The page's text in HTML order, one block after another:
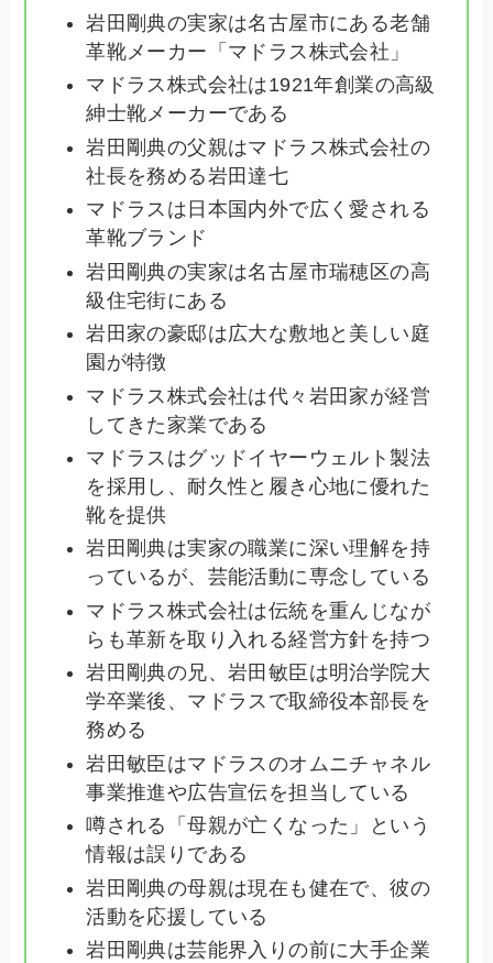
岩田剛典の実家は名古屋市にある老舗
革靴メーカー「マドラス株式会社」
マドラス株式会社は1921年創業の高級
紳士靴メーカーである
岩田剛典の父親はマドラス株式会社の
社長を務める岩田達七
マドラスは日本国内外で広く愛される
革靴ブランド
岩田剛典の実家は名古屋市瑞穂区の高
級住宅街にある
岩田家の豪邸は広大な敷地と美しい庭
園が特徴
マドラス株式会社は代々岩田家が経営
してきた家業である
マドラスはグッドイヤーウェルト製法
を採用し、耐久性と履き心地に優れた
靴を提供
岩田剛典は実家の職業に深い理解を持
っているが、芸能活動に専念している
マドラス株式会社は伝統を重んじなが
らも革新を取り入れる経営方針を持つ
岩田剛典の兄、岩田敏臣は明治学院大
学卒業後、マドラスで取締役本部長を
務める
岩田敏臣はマドラスのオムニチャネル
事業推進や広告宣伝を担当している
噂される「母親が亡くなった」という
情報は誤りである
岩田剛典の母親は現在も健在で、彼の
活動を応援している
岩田剛典は芸能界入りの前に大手企業